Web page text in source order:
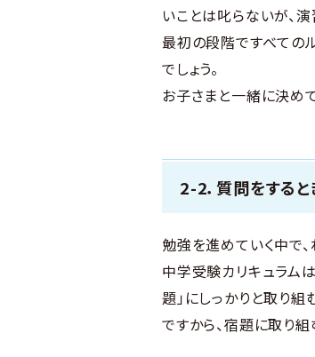
いことは叱らないが、
最初の段階ですべての
でしょう。
お子さまと一緒に決め
2-2．質問をする
勉強を進めていく中で
中学受験カリキュラム
題」にしっかりと取り組
ですから、宿題に取り